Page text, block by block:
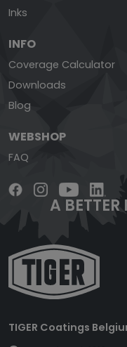
Inks
INFO
Coverage Calculator
Downloads
Blog
WEBSHOP
FAQ
A
TIGER Coatings